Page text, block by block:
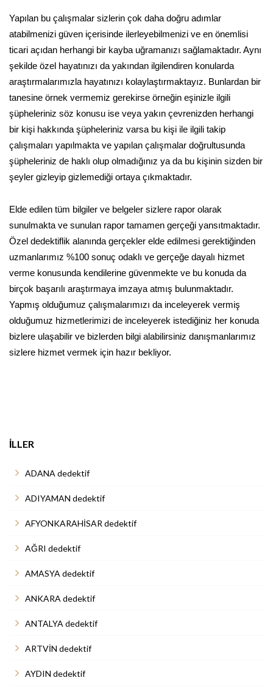
Yapılan bu çalışmalar sizlerin çok daha doğru adımlar
atabilmenizi güven içerisinde ilerleyebilmenizi ve en önemlisi
ticari açıdan herhangi bir kayba uğramanızı sağlamaktadır. Aynı
şekilde özel hayatınızı da yakından ilgilendiren konularda
araştırmalarımızla hayatınızı kolaylaştırmaktayız. Bunlardan bir
tanesine örnek vermemiz gerekirse örneğin eşinizle ilgili
şüpheleriniz söz konusu ise veya yakın çevrenizden herhangi
bir kişi hakkında şüpheleriniz varsa bu kişi ile ilgili takip
çalışmaları yapılmakta ve yapılan çalışmalar doğrultusunda
şüpheleriniz de haklı olup olmadığınız ya da bu kişinin sizden bir
şeyler gizleyip gizlemediği ortaya çıkmaktadır.
Elde edilen tüm bilgiler ve belgeler sizlere rapor olarak
sunulmakta ve sunulan rapor tamamen gerçeği yansıtmaktadır.
Özel dedektiflik alanında gerçekler elde edilmesi gerektiğinden
uzmanlarımız %100 sonuç odaklı ve gerçeğe dayalı hizmet
verme konusunda kendilerine güvenmekte ve bu konuda da
birçok başarılı araştırmaya imzaya atmış bulunmaktadır.
Yapmış olduğumuz çalışmalarımızı da inceleyerek vermiş
olduğumuz hizmetlerimizi de inceleyerek istediğiniz her konuda
bizlere ulaşabilir ve bizlerden bilgi alabilirsiniz danışmanlarımız
sizlere hizmet vermek için hazır bekliyor.
İLLER
ADANA dedektif
ADIYAMAN dedektif
AFYONKARAHİSAR dedektif
AĞRI dedektif
AMASYA dedektif
ANKARA dedektif
ANTALYA dedektif
ARTVİN dedektif
AYDIN dedektif